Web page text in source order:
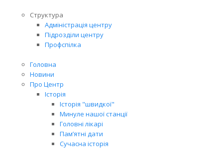
Структура
Адміністрація центру
Підрозділи центру
Профспілка
Головна
Новини
Про Центр
Історія
Історія "швидкої"
Минуле нашої станції
Головні лікарі
Пам’ятні дати
Сучасна історія